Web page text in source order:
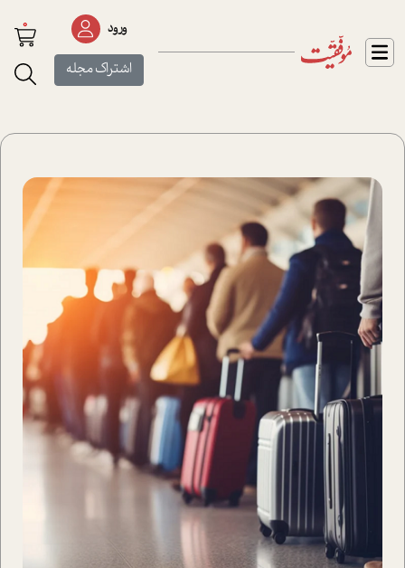
ورود
اشتراک مجله
0